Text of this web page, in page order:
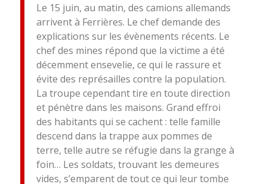
Le 15 juin, au matin, des camions allemands
arrivent à Ferrières. Le chef demande des
explications sur les évènements récents. Le
chef des mines répond que la victime a été
décemment ensevelie, ce qui le rassure et
évite des représailles contre la population.
La troupe cependant tire en toute direction
et pénètre dans les maisons. Grand effroi
des habitants qui se cachent : telle famille
descend dans la trappe aux pommes de
terre, telle autre se réfugie dans la grange à
foin… Les soldats, trouvant les demeures
vides, s’emparent de tout ce qui leur tombe